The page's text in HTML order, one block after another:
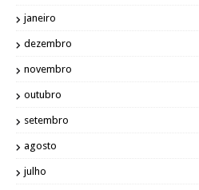
janeiro
dezembro
novembro
outubro
setembro
agosto
julho